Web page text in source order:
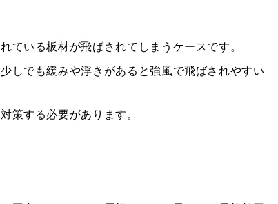
ている板材が飛ばされてしまうケースです。
しでも緩みや浮きがあると強風で飛ばされやすい
策する必要があります。